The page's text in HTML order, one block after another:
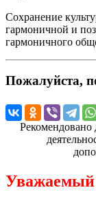
Сохранение
гармоничной и
гармоничного
Пожалуйста,
Уважаемый